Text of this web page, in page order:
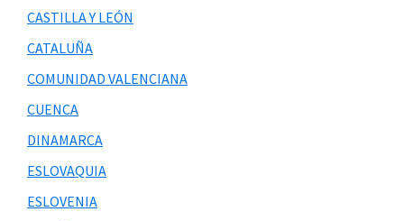
CASTILLA Y LEÓN
CATALUÑA
COMUNIDAD VALENCIANA
CUENCA
DINAMARCA
ESLOVAQUIA
ESLOVENIA